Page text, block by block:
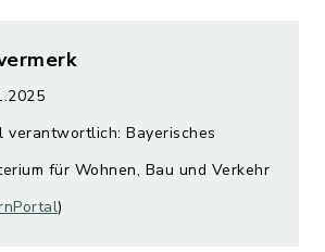
verantwortlich: Bayerisches
für Wohnen, Bau und Verkehr
)